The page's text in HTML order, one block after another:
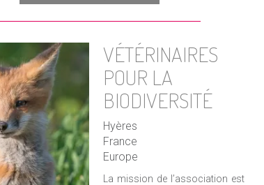
VÉTÉRINAIRES
POUR LA
BIODIVERSITÉ
Hyères
France
Europe
La mission de l’association est